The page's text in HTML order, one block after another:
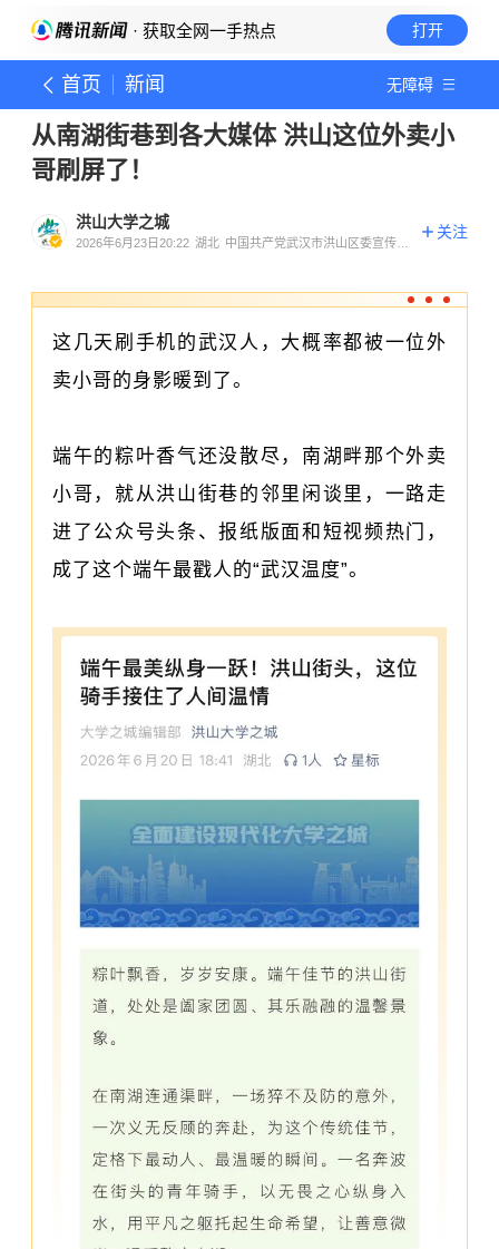
· 获取全网一手热点 打开
首页 新闻 无障碍
从南湖街巷到各大媒体 洪山这位外卖小
哥刷屏了！
洪山大学之城
2026年6月23日20:22 湖北 中国共产党武汉市洪山区委宣传部
关注
这几天刷手机的武汉人，大概率都被一位外
卖小哥的身影暖到了。
端午的粽叶香气还没散尽，南湖畔那个外卖
小哥，就从洪山街巷的邻里闲谈里，一路走
进了公众号头条、报纸版面和短视频热门，
成了这个端午最戳人的“武汉温度”。